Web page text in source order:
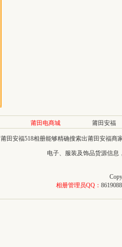
莆田电商城 莆田安福
莆田安福518相册能够精确搜索出莆田安福商
电子、服装及饰品货源信
相册管理员QQ： 8619088